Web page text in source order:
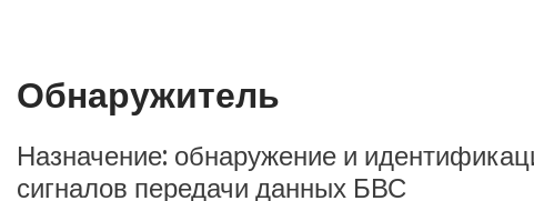
Обнаружитель
Назначение: обнаружение и
сигналов передачи данных БВС